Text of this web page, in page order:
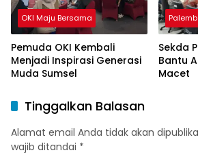
OKI Maju Bersama
Pemuda OKI Kembali
Menjadi Inspirasi Generasi
Muda Sumsel
Sekda
Bantu
Macet
Tinggalkan Balasan
Alamat email Anda tidak akan
wajib ditandai *